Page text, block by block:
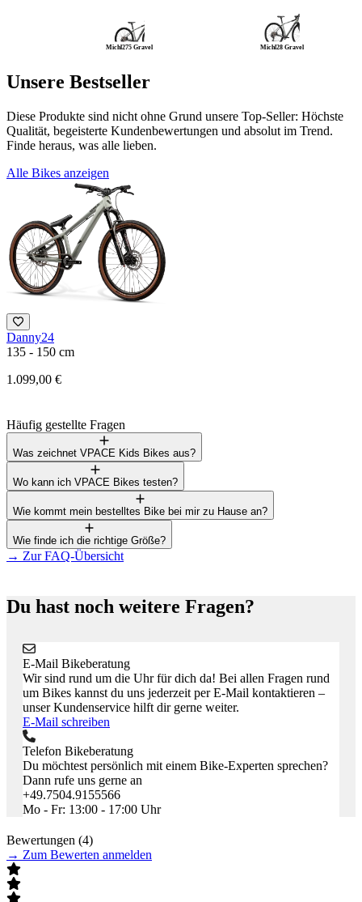
Michl275 Gravel Michl28 Gravel
Unsere Bestseller
Diese Produkte sind nicht ohne Grund unsere Top-Seller: Höchste
Qualität, begeisterte Kundenbewertungen und absolut im Trend.
Finde heraus, was alle lieben.
Alle Bikes anzeigen
Danny24
135 - 150 cm
1.099,00 €
Häufig gestellte Fragen
Was zeichnet VPACE Kids Bikes aus?
Wo kann ich VPACE Bikes testen?
Wie kommt mein bestelltes Bike bei mir zu Hause an?
Wie finde ich die richtige Größe?
→ Zur FAQ-Übersicht
Du hast noch weitere Fragen?
E-Mail Bikeberatung
Wir sind rund um die Uhr für dich da! Bei allen Fragen rund
um Bikes kannst du uns jederzeit per E-Mail kontaktieren –
unser Kundenservice hilft dir gerne weiter.
E-Mail schreiben
Telefon Bikeberatung
Du möchtest persönlich mit einem Bike-Experten sprechen?
Dann rufe uns gerne an
+49.7504.9155566
Mo - Fr: 13:00 - 17:00 Uhr
Bewertungen (4)
→ Zum Bewerten anmelden